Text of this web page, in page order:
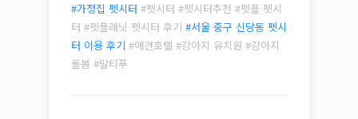
#가정집 펫시터 #펫시터 #펫시터추천 #펫플 펫시
터 #펫플래닛 펫시터 후기 #서울 중구 신당동 펫시
터 이용 후기 #애견호텔 #강아지 유치원 #강아지
돌봄 #말티푸